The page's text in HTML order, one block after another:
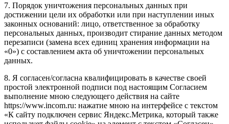
7. Порядок уничтожения персональных данных при
достижении цели их обработки или при наступлении иных
законных оснований: лицо, ответственное за обработку
персональных данных, производит стирание данных методом
перезаписи (замена всех единиц хранения информации на
«0») с составлением акта об уничтожении персональных
данных.
8. Я согласен/согласна квалифицировать в качестве своей
простой электронной подписи под настоящим Согласием
выполнение мною следующего действия на сайте
https://www.incom.ru: нажатие мною на интерфейсе с текстом
«К сайту подключен сервис Яндекс.Метрика, который также